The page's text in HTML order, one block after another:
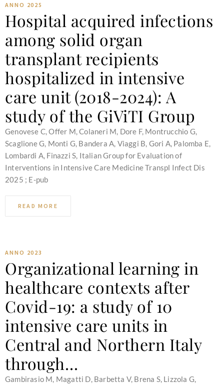
ANNO 2025
Hospital acquired infections
among solid organ
transplant recipients
hospitalized in intensive
care unit (2018-2024): A
study of the GiViTI Group
Genovese C, Offer M, Colaneri M, Dore F, Montrucchio G,
Scaglione G, Monti G, Bandera A, Viaggi B, Gori A, Palomba E,
Lombardi A, Finazzi S, Italian Group for Evaluation of
Interventions in Intensive Care Medicine Transpl Infect Dis
2025 ; E-pub
READ MORE
ANNO 2023
Organizational learning in
healthcare contexts after
Covid-19: a study of 10
intensive care units in
Central and Northern Italy
through…
Gambirasio M, Magatti D, Barbetta V, Brena S, Lizzola G,